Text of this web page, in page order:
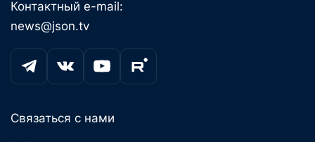
Контактный e-mail:
news@json.tv
Связаться с нами